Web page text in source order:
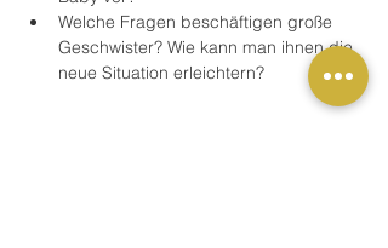
Welche Fragen beschäftigen große
Geschwister? Wie kann man ihnen die
neue Situation erleichtern?